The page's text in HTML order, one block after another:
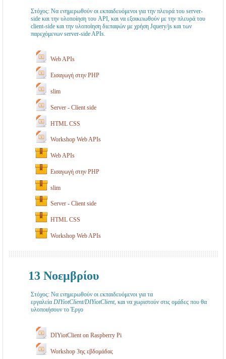
Στόχος: Να ενημερωθούν οι εκπαιδευόμενοι για την πλευρά του server-
side και την υλοποίηση του API, και να εξοικειωθούν με την πλευρά του
client-side και την υλοποίηση διεπαφών με χρήση Jquery/js και των
παρεχόμενων server-side APIs.
Web APIs
Εισαγωγή στην PHP
slim
Server - Client side
HTML CSS
Workshop Web APIs
Web APIs
Εισαγωγή στην PHP
slim
Server - Client side
HTML CSS
Workshop Web APIs
13 Νοεμβρίου
Στόχος: Να ενημερωθούν οι εκπαιδευόμενοι για τα
εργαλεία DIYiotClient/DIYiotClient, και να χωριστούν στις ομάδες που θα
υλοποιήσουν το Έργο
DIYiotClient on Raspberry Pi
Workshop 3ης εβδομάδας